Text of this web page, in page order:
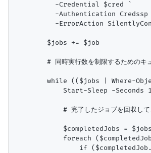
          -Credential $cred `
-Authentication Credssp
-ErrorAction
        $jobs += $job
# 同時実行数を制限するためのキ
while (($jobs | Where-
            Start-Sleep -Seconds 1
# 完了したジョブを回収して
$completedJobs =
foreach
if